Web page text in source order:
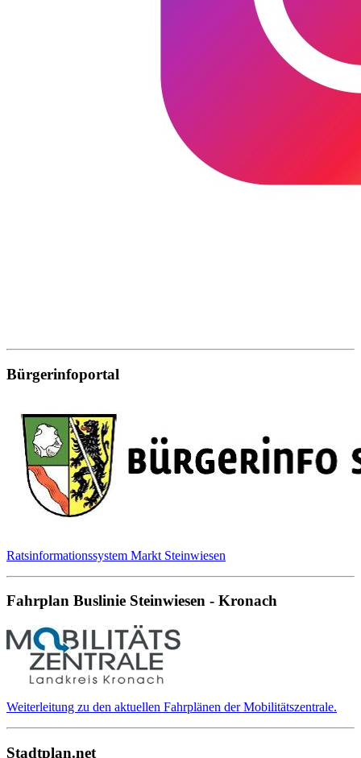
Bürgerinfoportal
Ratsinformationssystem Markt Steinwiesen
Fahrplan Buslinie Steinwiesen - Kronach
Weiterleitung zu den aktuellen Fahrplänen der Mobilitätszentrale.
Stadtplan.net